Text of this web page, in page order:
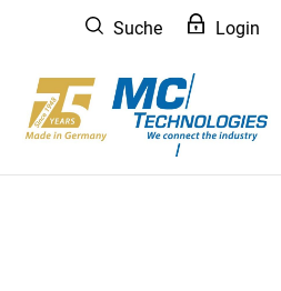
springen
Suche Login